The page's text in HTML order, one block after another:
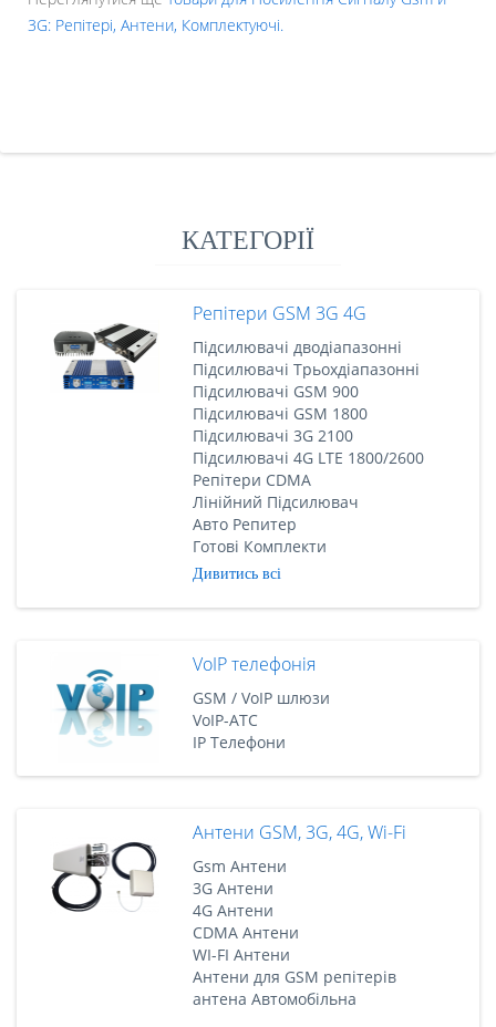
3G: Репітері, Антени, Комплектуючі.
КАТЕГОРІЇ
Репітери GSM 3G 4G
Підсилювачі дводіапазонні
Підсилювачі Трьохдіапазонні
Підсилювачі GSM 900
Підсилювачі GSM 1800
Підсилювачі 3G 2100
Підсилювачі 4G LTE 1800/2600
Репітери CDMA
Лінійний Підсилювач
Авто Репитер
Готові Комплекти
Дивитись всі
VoIP телефонія
GSM / VoIP шлюзи
VoIP-АТС
IP Телефони
Антени GSM, 3G, 4G, Wi-Fi
Gsm Антени
3G Антени
4G Антени
CDMA Антени
WI-FI Антени
Антени для GSM репітерів
антена Автомобільна